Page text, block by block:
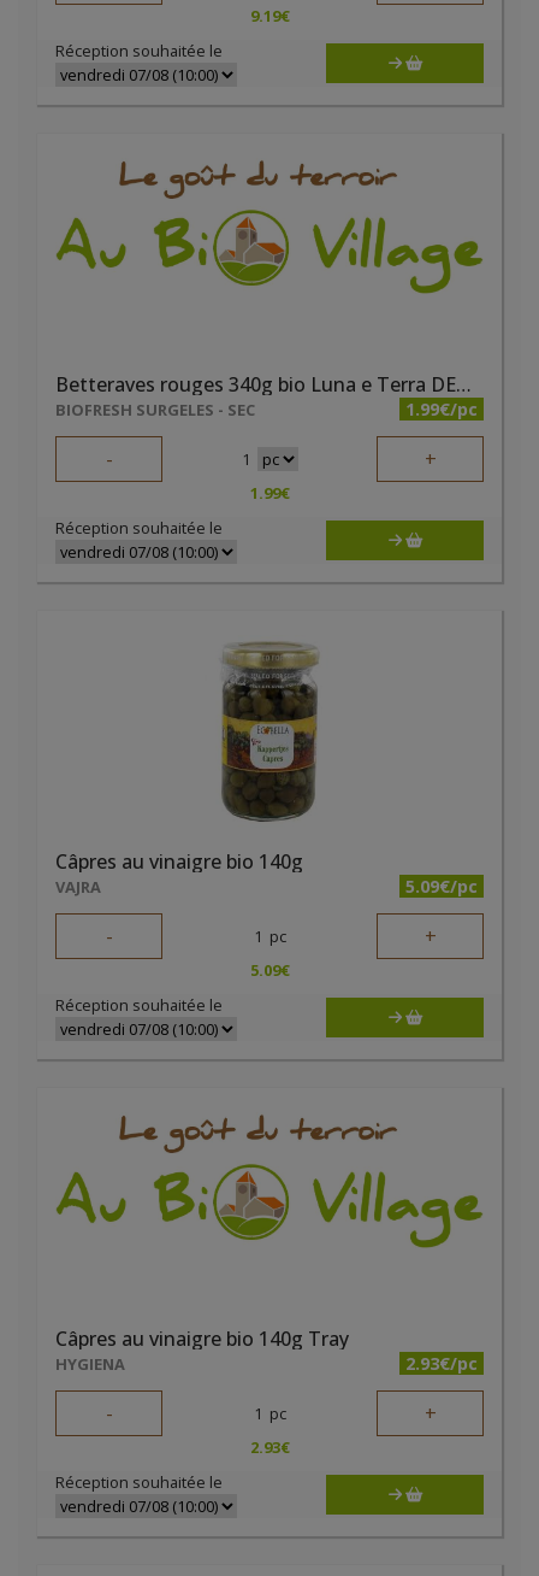
9.19€
Réception souhaitée le
Betteraves rouges 340g bio Luna e Terra DEMETER
BIOFRESH SURGELES - SEC 1.99€/pc
- 1 +
1.99€
Réception souhaitée le
Câpres au vinaigre bio 140g
VAJRA 5.09€/pc
- 1 pc +
5.09€
Réception souhaitée le
Câpres au vinaigre bio 140g Tray
HYGIENA 2.93€/pc
- 1 pc +
2.93€
Réception souhaitée le